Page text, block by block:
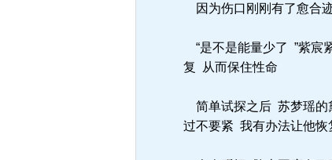
因为伤口刚刚有了愈合
“是不是能量少了 ”紫宸
复 从而保住性命
简单试探之后 苏梦瑶的
过不要紧 我有办法让他